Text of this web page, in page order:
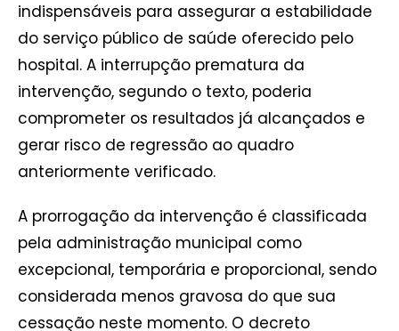
indispensáveis para assegurar a estabilidade
do serviço público de saúde oferecido pelo
hospital. A interrupção prematura da
intervenção, segundo o texto, poderia
comprometer os resultados já alcançados e
gerar risco de regressão ao quadro
anteriormente verificado.
A prorrogação da intervenção é classificada
pela administração municipal como
excepcional, temporária e proporcional, sendo
considerada menos gravosa do que sua
cessação neste momento. O decreto